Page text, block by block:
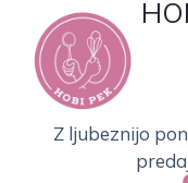
Z ljubeznijo